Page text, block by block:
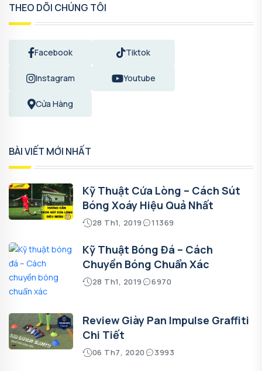
THEO DÕI CHÚNG TÔI
Facebook Tiktok
Instagram Youtube
Cửa Hàng
BÀI VIẾT MỚI NHẤT
Kỹ Thuật Cứa Lòng – Cách Sút
Bóng Xoáy Hiệu Quả Nhất
28 Th1, 2019 11369
Kỹ Thuật Bóng Đá – Cách
Chuyền Bóng Chuẩn Xác
28 Th1, 2019 6970
Review Giày Pan Impulse Graffiti
Chi Tiết
06 Th7, 2020 3993